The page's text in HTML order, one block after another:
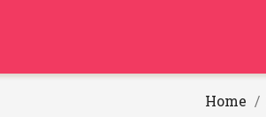
Home